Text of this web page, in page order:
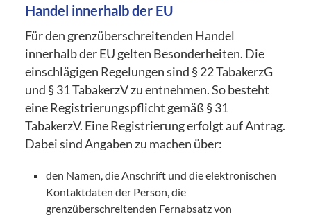
Handel innerhalb der EU
Für den grenzüberschreitenden Handel
innerhalb der EU gelten Besonderheiten. Die
einschlägigen Regelungen sind § 22 TabakerzG
und § 31 TabakerzV zu entnehmen. So besteht
eine Registrierungspflicht gemäß § 31
TabakerzV. Eine Registrierung erfolgt auf Antrag.
Dabei sind Angaben zu machen über:
den Namen, die Anschrift und die elektronischen
Kontaktdaten der Person, die
grenzüberschreitenden Fernabsatz von